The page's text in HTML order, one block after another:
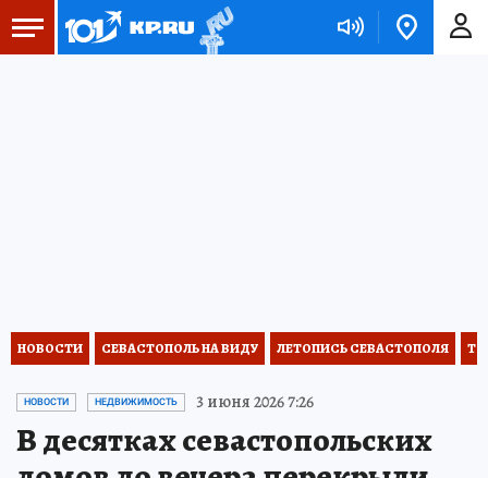
НОВОСТИ СЕВАСТОПОЛЬ НА ВИДУ ЛЕТОПИСЬ СЕВАСТОПОЛЯ
НОВОСТИ НЕДВИЖИМОСТЬ 3 июня 2026 7:26
В десятках севастопольских